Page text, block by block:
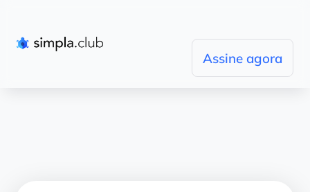
Assine agora